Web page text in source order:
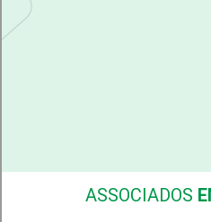
ASSOCIADOS